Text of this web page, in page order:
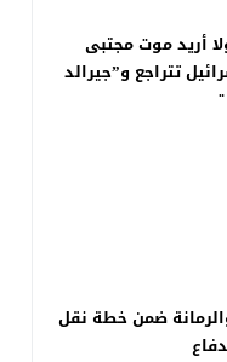
أريد موت مجتبى
تتراجع و”جيرالد
ضمن خطة نقل